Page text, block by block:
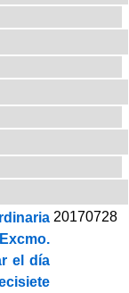
el día
20170728